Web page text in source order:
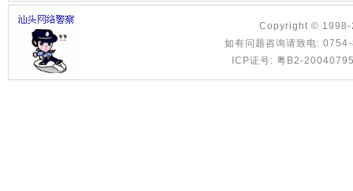
Copyright ©
如有问题咨询请致电:
ICP证号: 粤B2-